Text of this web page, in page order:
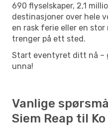
690 flyselskaper, 2,1
destinasjoner over hele
en rask ferie eller en
trenger på ett sted.
Start eventyret ditt nå –
unna!
Vanlige
Siem Reap til